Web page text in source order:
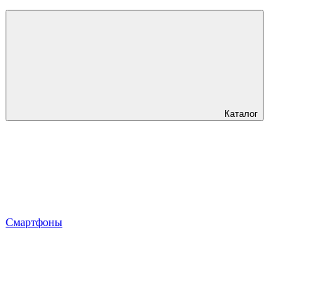
Каталог
Смартфоны